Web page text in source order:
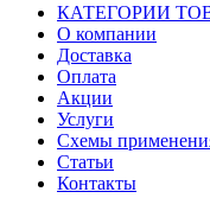
КАТЕГОРИИ
О компании
Доставка
Оплата
Акции
Услуги
Схемы
Статьи
Контакты